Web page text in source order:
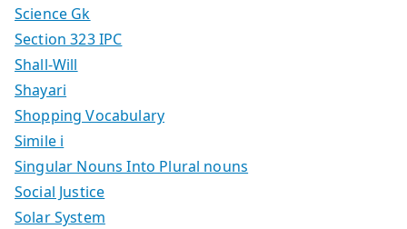
Science Gk
Section 323 IPC
Shall-Will
Shayari
Shopping Vocabulary
Simile i
Singular Nouns Into Plural nouns
Social Justice
Solar System